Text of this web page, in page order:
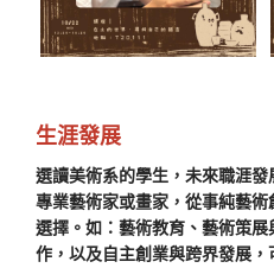
生涯發展
選讀美術系的學生，未來職涯
專業藝術家或畫家，從事純藝
選擇。如：藝術教育、藝術策
作，以及自主創業與跨界發展